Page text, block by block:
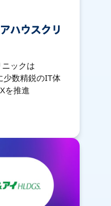
ハウスクリ
ックは
数精鋭のIT体
を推進